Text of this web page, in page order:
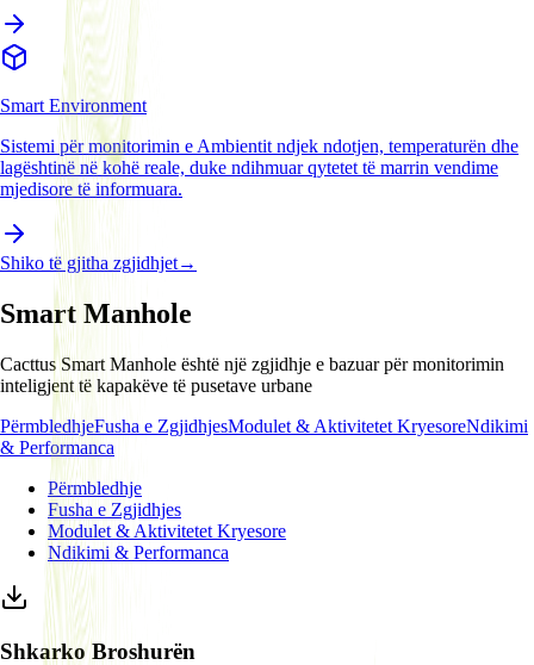
Smart Environment
Sistemi për monitorimin e Ambientit ndjek ndotjen, temperaturën dhe
lagështinë në kohë reale, duke ndihmuar qytetet të marrin vendime
mjedisore të informuara.
Shiko të gjitha zgjidhjet→
Smart Manhole
Cacttus Smart Manhole është një zgjidhje e bazuar për monitorimin
inteligjent të kapakëve të pusetave urbane
PërmbledhjeFusha e ZgjidhjesModulet & Aktivitetet KryesoreNdikimi
& Performanca
Përmbledhje
Fusha e Zgjidhjes
Modulet & Aktivitetet Kryesore
Ndikimi & Performanca
Shkarko Broshurën